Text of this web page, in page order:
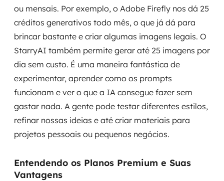
ou mensais. Por exemplo, o Adobe Firefly nos dá 25
créditos generativos todo mês, o que já dá para
brincar bastante e criar algumas imagens legais. O
StarryAI também permite gerar até 25 imagens por
dia sem custo. É uma maneira fantástica de
experimentar, aprender como os prompts
funcionam e ver o que a IA consegue fazer sem
gastar nada. A gente pode testar diferentes estilos,
refinar nossas ideias e até criar materiais para
projetos pessoais ou pequenos negócios.
Entendendo os Planos Premium e Suas
Vantagens